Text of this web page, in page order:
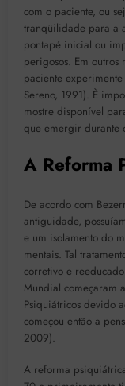
com o paciente, ou
tranqüilidade para a
pontapé inicial ou
perigosos. Em outros
paciente
Sereno, 1991). È
mostre disponível
que emergir durante
A Reforma
De acordo com
antiguidade,
e um isolamento do
mentais. Tal
corretivo e
Mundial começaram
Psiquiátricos devido
começou então a
2009).
A reforma